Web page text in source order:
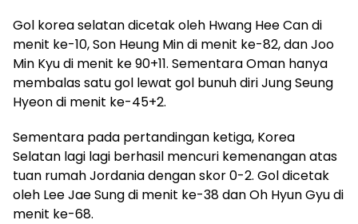
Gol korea selatan dicetak oleh Hwang Hee Can di
menit ke-10, Son Heung Min di menit ke-82, dan Joo
Min Kyu di menit ke 90+11. Sementara Oman hanya
membalas satu gol lewat gol bunuh diri Jung Seung
Hyeon di menit ke-45+2.
Sementara pada pertandingan ketiga, Korea
Selatan lagi lagi berhasil mencuri kemenangan atas
tuan rumah Jordania dengan skor 0-2. Gol dicetak
oleh Lee Jae Sung di menit ke-38 dan Oh Hyun Gyu di
menit ke-68.